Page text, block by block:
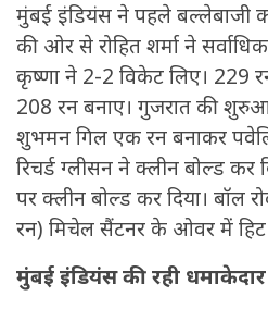
मुंबई इंडियंस ने पहले बल्लेबाजी
की ओर से रोहित शर्मा ने
कृष्णा ने 2-2 विकेट लिए। 229
208 रन बनाए। गुजरात की
शुभमन गिल एक रन बनाकर
रिचर्ड ग्लीसन ने क्लीन बोल्ड कर
पर क्लीन बोल्ड कर दिया। बॉल
रन) मिचेल सैंटनर के ओवर में हिट
मुंबई इंडियंस की रही